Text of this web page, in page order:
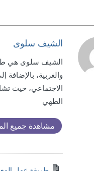
الشيف سلوى
الشيف سلوى هي
والغربية،
الاجتماعي، حيث
الطهي
مشاهدة جميع